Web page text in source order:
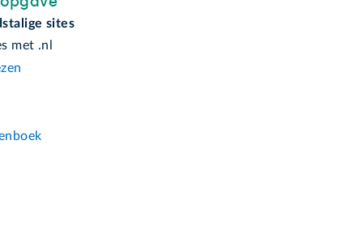
sites
met .nl